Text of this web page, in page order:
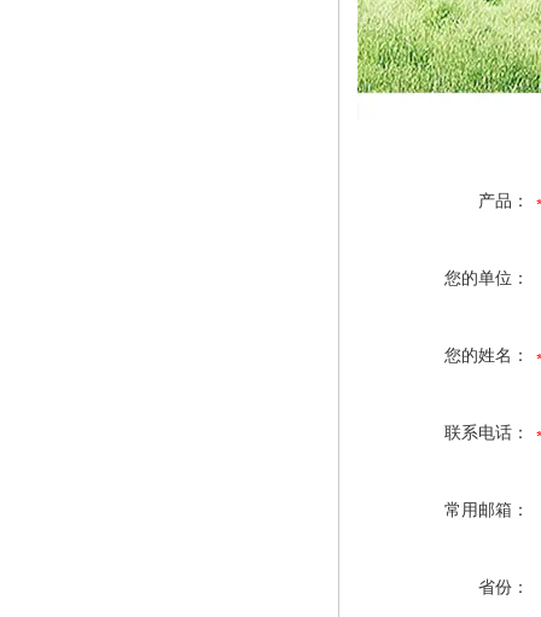
产品：
您的单位：
您的姓名：
联系电话：
常用邮箱：
省份：